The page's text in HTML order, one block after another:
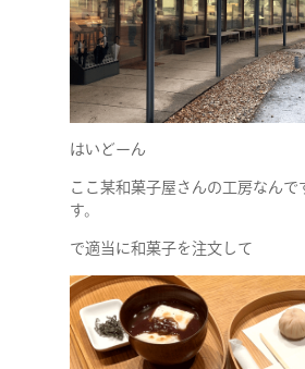
はいどーん
ここ某和菓子屋さんの工房なんで
す。
で適当に和菓子を注文して